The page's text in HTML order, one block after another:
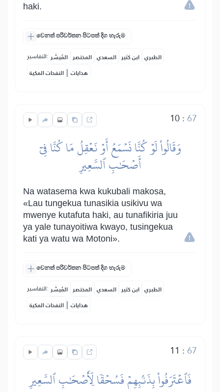
haki.
වෙනත් පරිවර්තන පිටපත් දිග හැරුම
التفاسير: المُيسَّر المختصر السعدي ابن كثير الطبري
النفحات المكية | هدايات
10:67
وَقَالُواْ لَوۡ كُنَّا نَسۡمَعُ أَوۡ نَعۡقِلُ مَا كُنَّا فِيٓ
أَصۡحَٰبِ ٱلسَّعِيرِ
Na watasema kwa kukubali makosa,
«Lau tungekua tunasikia usikivu wa
mwenye kutafuta haki, au tunafikiria juu
ya yale tunayoitiwa kwayo, tusingekua
kati ya watu wa Motoni».
වෙනත් පරිවර්තන පිටපත් දිග හැරුම
التفاسير: المُيسَّر المختصر السعدي ابن كثير الطبري
النفحات المكية | هدايات
11 :67
فَٱعۡتَرَفُواْ بِذَنۢبِهِمۡ فَسُحۡقٗا لِّأَصۡحَٰبِ ٱلسَّعِيرِ